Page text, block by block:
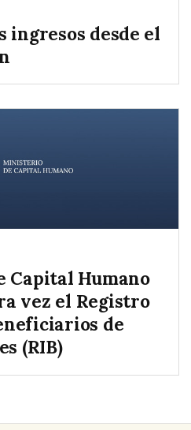
ingresos desde el
Capital Humano
vez el Registro
de
(RIB)